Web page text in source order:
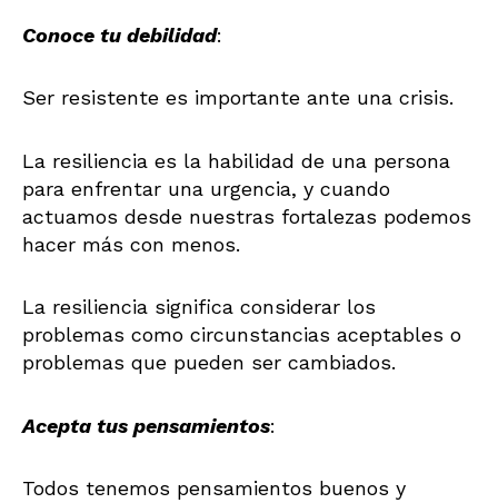
Conoce tu debilidad:
Ser resistente es importante ante una crisis.
La resiliencia es la habilidad de una persona
para enfrentar una urgencia, y cuando
actuamos desde nuestras fortalezas podemos
hacer más con menos.
La resiliencia significa considerar los
problemas como circunstancias aceptables o
problemas que pueden ser cambiados.
Acepta tus pensamientos:
Todos tenemos pensamientos buenos y